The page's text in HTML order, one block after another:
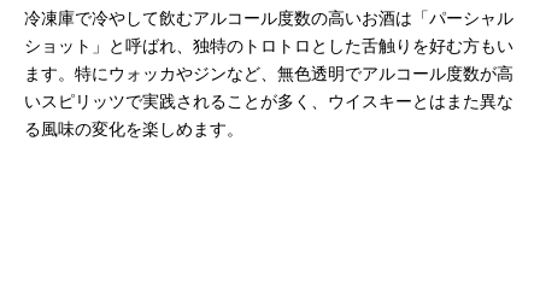
冷凍庫で冷やして飲むアルコール度数の高いお酒は「パーシャル
ショット」と呼ばれ、独特のトロトロとした舌触りを好む方もい
ます。特にウォッカやジンなど、無色透明でアルコール度数が高
いスピリッツで実践されることが多く、ウイスキーとはまた異な
る風味の変化を楽しめます。